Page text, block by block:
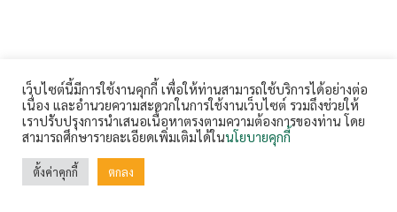
เว็บไซต์นี้มีการใช้งานคุกกี้ เพื่อให้ท่านสามารถใช้บริการได้อย่างต่อ
เนื่อง และอำนวยความสะดวกในการใช้งานเว็บไซต์ รวมถึงช่วยให้
เราปรับปรุงการนำเสนอเนื้อหาตรงตามความต้องการของท่าน โดย
สามารถศึกษารายละเอียดเพิ่มเติมได้ในนโยบายคุกกี้
ตั้งค่าคุกกี้ ตกลง